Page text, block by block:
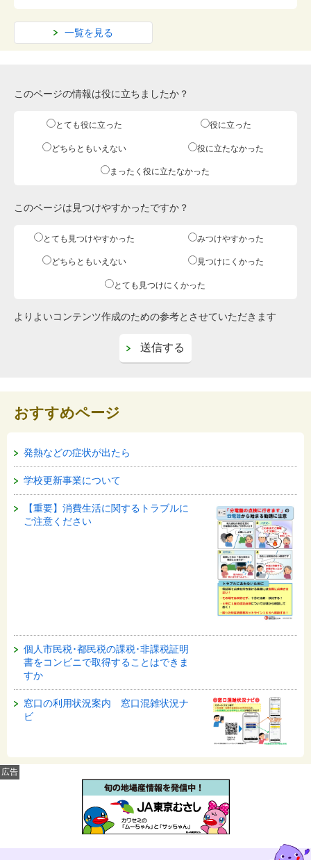
一覧を見る
このページの情報は役に立ちましたか？
とても役に立った 役に立った
どちらともいえない 役に立たなかった
まったく役に立たなかった
このページは見つけやすかったですか？
とても見つけやすかった みつけやすかった
どちらともいえない 見つけにくかった
とても見つけにくかった
よりよいコンテンツ作成のための参考とさせていただきます
おすすめページ
発熱などの症状が出たら
学校更新事業について
【重要】消費生活に関するトラブルに
ご注意ください
個人市民税･都民税の課税･非課税証明
書をコンビニで取得することはできま
すか
窓口の利用状況案内 窓口混雑状況ナ
ビ
広告